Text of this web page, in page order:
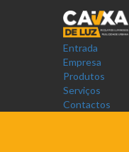
Entrada
Empresa
Produtos
Serviços
Contactos